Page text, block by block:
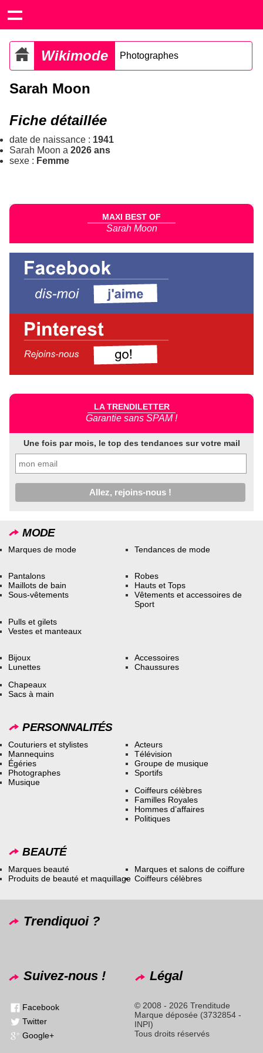
Wikimode Photographes
Sarah Moon
Fiche détaillée
date de naissance : 1941
Sarah Moon a 2026 ans
sexe : Femme
MAXI BEST OF
Sarah Moon
LA TRENDILETTER
Garantie sans SPAM !
Une fois par mois, le top des tendances sur votre mail
MODE
Marques de mode Tendances de mode
Pantalons
Maillots de bain
Sous-vêtements
Robes
Hauts et Tops
Vêtements et accessoires de
Sport
Pulls et gilets
Vestes et manteaux
Bijoux
Lunettes
Accessoires
Chaussures
Chapeaux
Sacs à main
PERSONNALITÉS
Couturiers et stylistes
Mannequins
Égéries
Photographes
Musique
Acteurs
Télévision
Groupe de musique
Sportifs
Coiffeurs célèbres
Familles Royales
Hommes d’affaires
Politiques
BEAUTÉ
Marques beauté
Produits de beauté et maquillage
Marques et salons de coiffure
Coiffeurs célèbres
Trendiquoi ?
Suivez-nous !
Facebook
Twitter
Google+
Légal
© 2008 - 2026 Trenditude
Marque déposée (3732854 -
INPI)
Tous droits réservés